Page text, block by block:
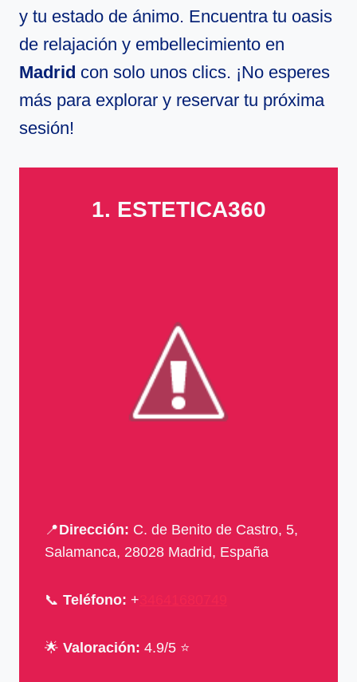
y tu estado de ánimo. Encuentra tu oasis
de relajación y embellecimiento en
Madrid con solo unos clics. ¡No esperes
más para explorar y reservar tu próxima
sesión!
1. ESTETICA360
📍Dirección: C. de Benito de Castro, 5,
Salamanca, 28028 Madrid, España
📞 Teléfono: +
🌟 Valoración: 4.9/5 ⭐